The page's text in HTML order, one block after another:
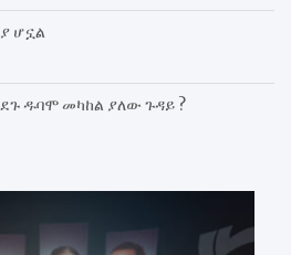
ሆኗል
ዱባሞ መካከል ያለው ጉዳይ ?